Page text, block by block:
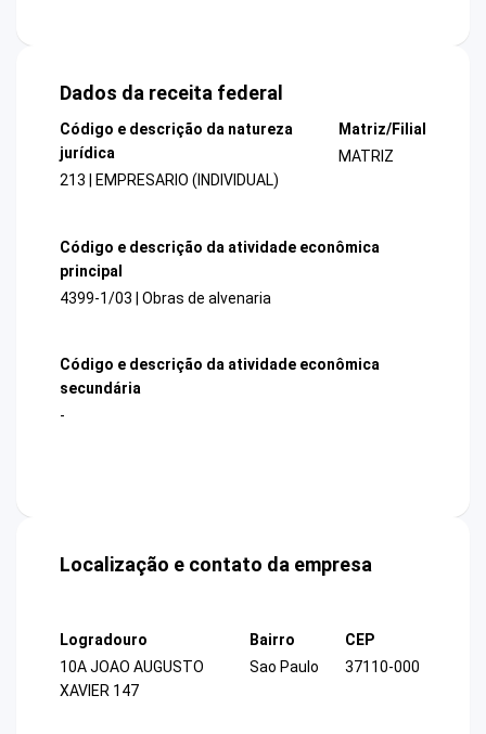
Dados da receita federal
Código e descrição da natureza
jurídica
213 | EMPRESARIO (INDIVIDUAL)
Matriz/Filial
MATRIZ
Código e descrição da atividade econômica
principal
4399-1/03 | Obras de alvenaria
Código e descrição da atividade econômica
secundária
-
Localização e contato da empresa
Logradouro
10A JOAO AUGUSTO
XAVIER 147
Bairro
Sao Paulo
CEP
37110-000